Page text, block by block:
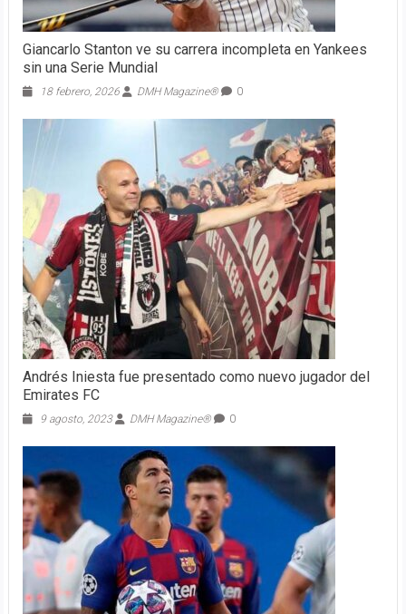
Giancarlo Stanton ve su carrera incompleta en Yankees
sin una Serie Mundial
18 febrero, 2026 DMH Magazine® 0
Andrés Iniesta fue presentado como nuevo jugador del
Emirates FC
9 agosto, 2023 DMH Magazine® 0